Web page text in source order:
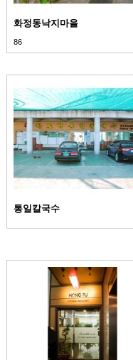
화정동낙지마을
86
통일칼국수